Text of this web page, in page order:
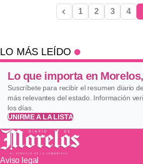
1 2 3 4
LO MÁS LEÍDO
Lo que importa en
Suscríbete para recibir el resumen diario
más relevantes del estado. Información
los días.
UNIRME A LA LISTA
Aviso legal